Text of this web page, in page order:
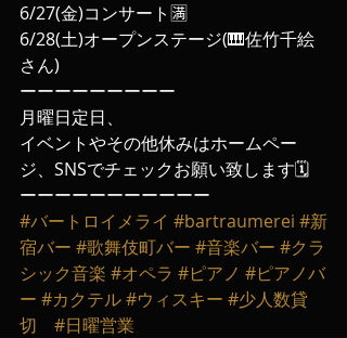
6/27(金)コンサート🈵
6/28(土)オープンステージ(🎹佐竹千絵
さん)
ーーーーーーーーー
月曜日定日、
イベントやその他休みはホームペー
ジ、SNSでチェックお願い致します🗓️
ーーーーーーーーーーー
#バートロイメライ #bartraumerei #新
宿バー #歌舞伎町バー #音楽バー #クラ
シック音楽 #オペラ #ピアノ #ピアノバ
ー #カクテル#ウィスキー #少人数貸
切
#日曜営業